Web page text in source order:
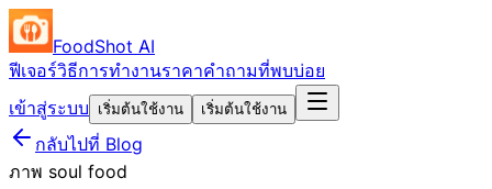
FoodShot AI
ฟีเจอร์วิธีการทำงานราคาคำถามที่พบบ่อย
เข้าสู่ระบบ
เริ่มต้นใช้งาน เริ่มต้นใช้งาน
กลับไปที่ Blog
ภาพ soul food